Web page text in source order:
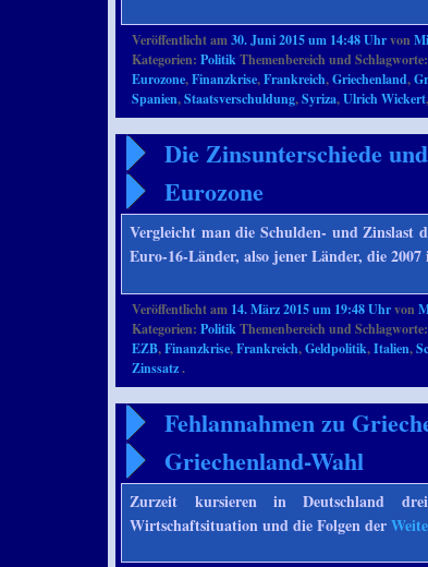
Veröffentlicht am30. Juni 2015 um 14:48 Uhrvon
Kategorien:PolitikThemenbereich und
Eurozone,Finanzkrise,Frankreich,Griechenland,
Spanien,Staatsverschuldung,Syriza,Ulrich Wickert
Die Zinsunterschiede
Eurozone
Vergleicht man die Schulden- und Zinslast
Euro-16-Länder, also jener Länder, die
Veröffentlicht am 14. März 2015 um 19:48 Uhrvon
Kategorien:PolitikThemenbereich und
EZB,Finanzkrise,Frankreich,Geldpolitik,Italien,
Zinssatz.
Fehlannahmen zu
Griechenland-Wahl
Zurzeit kursieren in Deutschland
Wirtschaftsituation und die Folgen der